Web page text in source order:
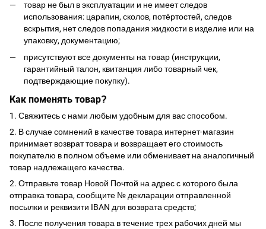
товар не был в эксплуатации и не имеет следов
использования: царапин, сколов, потёртостей, следов
вскрытия, нет следов попадания жидкости в изделие или на
упаковку, документацию;
присутствуют все документы на товар (инструкции,
гарантийный талон, квитанция либо товарный чек,
подтверждающие покупку).
Как поменять товар?
1. Свяжитесь с нами любым удобным для вас способом.
2. В случае сомнений в качестве товара интернет-магазин
принимает возврат товара и возвращает его стоимость
покупателю в полном объеме или обменивает на аналогичный
товар надлежащего качества.
2. Отправьте товар Новой Почтой на адрес с которого была
отправка товара, сообщите № декларации отправленной
посылки и реквизити IBAN для возврата средств;
3. После получения товара в течение трех рабочих дней мы